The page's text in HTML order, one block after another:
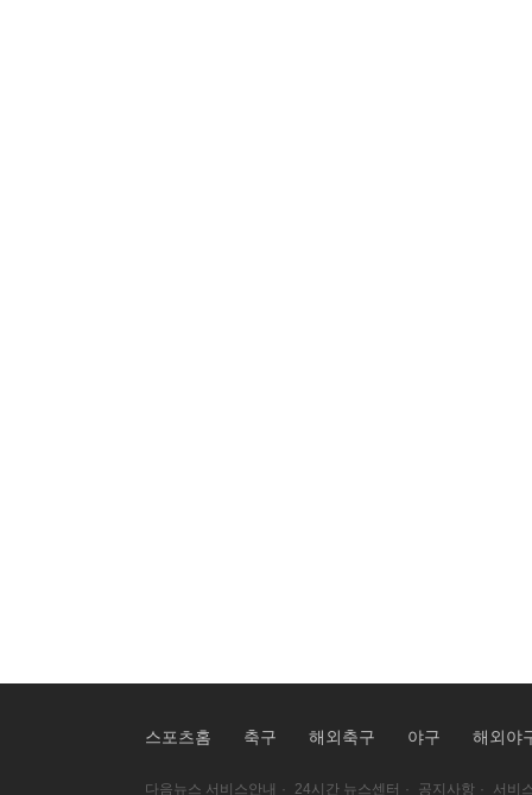
스포츠홈 축구 해외축구 야구 해외야
다음뉴스 서비스안내 · 24시간 뉴스센터 · 공지사항 · 서비